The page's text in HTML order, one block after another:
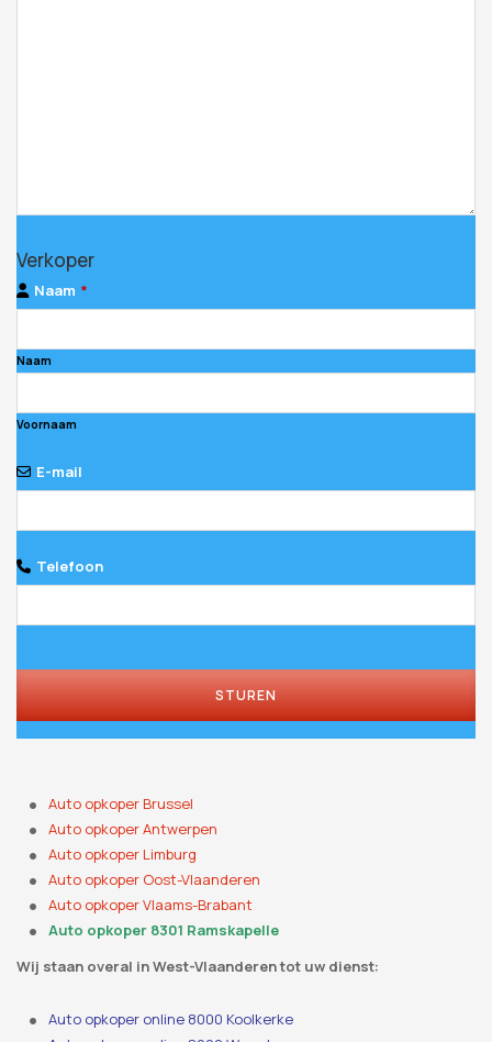
Verkoper
Naam *
Naam
Voornaam
E-mail
Telefoon
STUREN
Auto opkoper Brussel
Auto opkoper Antwerpen
Auto opkoper Limburg
Auto opkoper Oost-Vlaanderen
Auto opkoper Vlaams-Brabant
Auto opkoper 8301 Ramskapelle
Wij staan ​​overal in West-Vlaanderen tot uw dienst:
Auto opkoper online 8000 Koolkerke